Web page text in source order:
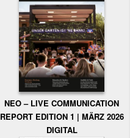
NEO – LIVE COMMUNICATION
REPORT EDITION 1 | MÄRZ 2026
DIGITAL